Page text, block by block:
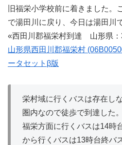
旧福栄小学校前に着きました。
で湯田川に戻り、今日は湯田川
«西田川郡福栄村到達 山形県：
山形県西田川郡福栄村
ータセットβ版
栄村域に行くバスは存在し
圏内なので徒歩で到達した。
福栄方面に行くバスは14時
から行くバスは13時台終バ